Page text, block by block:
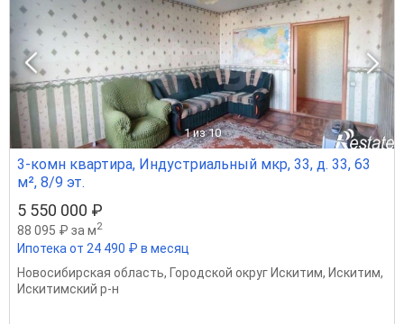
1 из 10
3-комн квартира, Индустриальный мкр, 33, д. 33, 63
м², 8/9 эт.
5 550 000 ₽
88 095 ₽ за м2
Ипотека от 24 490 ₽ в месяц
Новосибирская область, Городской округ Искитим, Искитим,
Искитимский р-н